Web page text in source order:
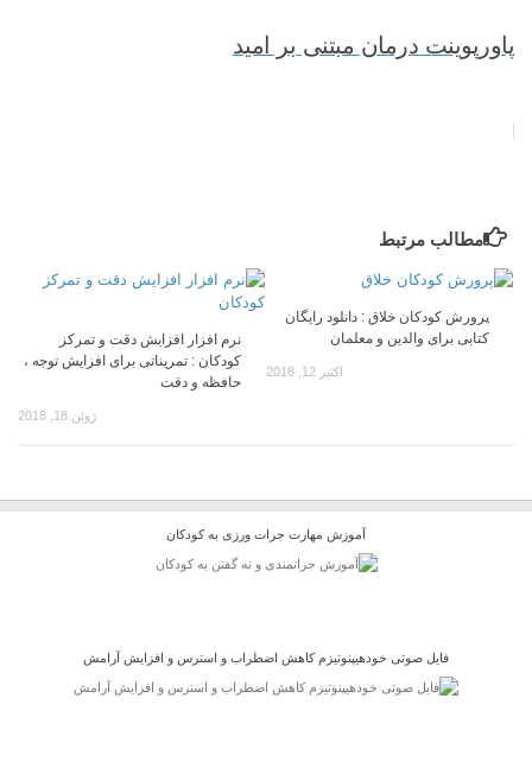
پاورپوینت درمان مبتنی بر امید
مطالب مرتبط
نرم افزار افزایش دقت و تمرکز
کودکان : تمریناتی برای افزایش توجه ،
حافظه و دقت
ژوئن 18, 2018
پرورش کودکان خلاق : دانلود رایگان
کتابی برای والدین و معلمان
اکتبر 12, 2018
فایل صوتی خودهیپنوتیزم کاهش اضطراب و استرس و افزایش آرامش
آموزش مهارت جرات ورزی به کودکان